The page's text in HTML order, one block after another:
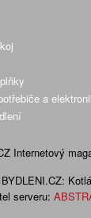
a
Internetový
serveru: